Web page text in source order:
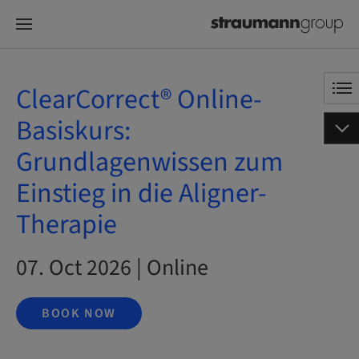
ClearCorrect® Online-
Basiskurs:
Grundlagenwissen zum
Einstieg in die Aligner-
Therapie
07. Oct 2026 | Online
BOOK NOW